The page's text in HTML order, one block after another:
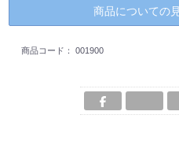
商品についての
商品コード： 001900